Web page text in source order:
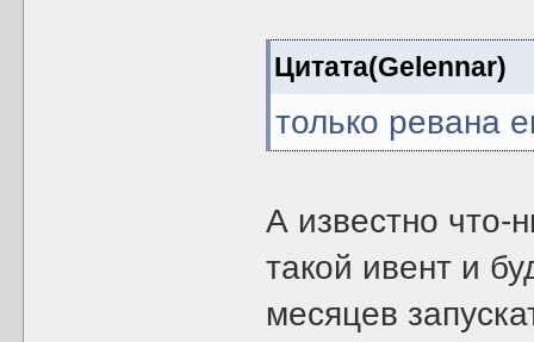
Цитата(Gelennar)
только ревана
А известно что-
такой ивент и
месяцев